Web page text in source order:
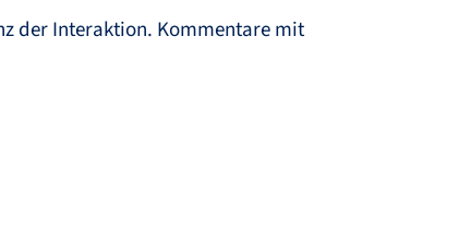
der Interaktion. Kommentare mit